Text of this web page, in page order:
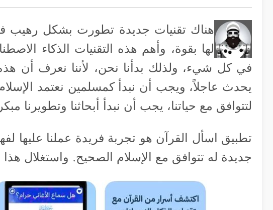
هناك تقنيات جديدة تطورت بشكل رهيب في
لها بقوة، وأهم هذه التقنيات الذكاء
في كل شيء، ولذلك بدأنا نحن، لأننا نعرف أن
يحدث عاجلاً، ويجب أن نبدأ كمسلمين نعتمد
لتتوافق مع حياتنا، يجب أن نبدأ أبحاثنا وتطويرنا
تطبيق اسأل القرآن هو تجربة فريدة عملنا عليها
جديدة له تتوافق مع الإسلام الصحيح. واستغلال